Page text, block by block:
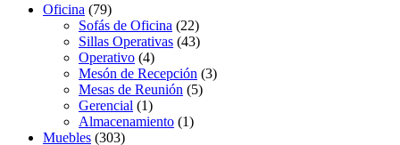
Oficina (79)
Sofás de Oficina (22)
Sillas Operativas (43)
Operativo (4)
Mesón de Recepción (3)
Mesas de Reunión (5)
Gerencial (1)
Almacenamiento (1)
Muebles (303)